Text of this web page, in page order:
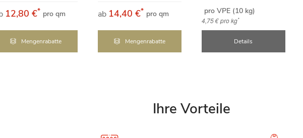
12,80 €* pro qm
Mengenrabatte
ab 14,40 €* pro qm
Mengenrabatte
pro VPE (10 kg)
4,75 €pro kg*
Details
Ihre Vorteile